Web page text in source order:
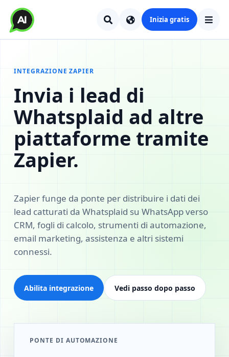
Inizia gratis
INTEGRAZIONE ZAPIER
Invia i lead di
Whatsplaid ad altre
piattaforme tramite
Zapier.
Zapier funge da ponte per distribuire i dati dei
lead catturati da Whatsplaid su WhatsApp verso
CRM, fogli di calcolo, strumenti di automazione,
email marketing, assistenza e altri sistemi
connessi.
Abilita integrazione Vedi passo dopo passo
PONTE DI AUTOMAZIONE